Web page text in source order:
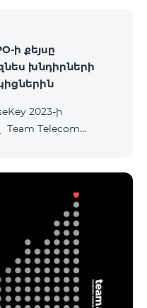
ի քեյսը
խնդիրների
2023-ի
Telecom
առաջնային
բոլոր
տրամադրվեց
ռազմավարական
համար թիմերն
Հաջողություն
Team